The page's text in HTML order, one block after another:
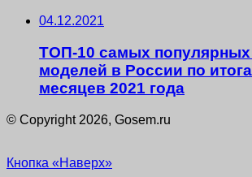
04.12.2021
ТОП-10 самых популярных
моделей в России по
месяцев 2021 года
© Copyright 2026, Gosem.ru
Кнопка «Наверх»